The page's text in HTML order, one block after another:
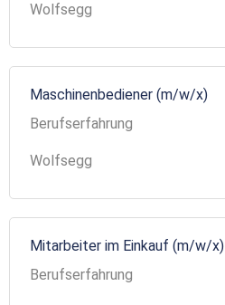
Wolfsegg
Maschinenbediener (m/w/x)
Berufserfahrung
Wolfsegg
Mitarbeiter im Einkauf (m/w/x)
Berufserfahrung